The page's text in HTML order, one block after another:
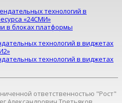
технологий в
«24СМИ»
в блоках платформы
технологий в виджетах
технологий в виджетах
ответственностью "Рост"